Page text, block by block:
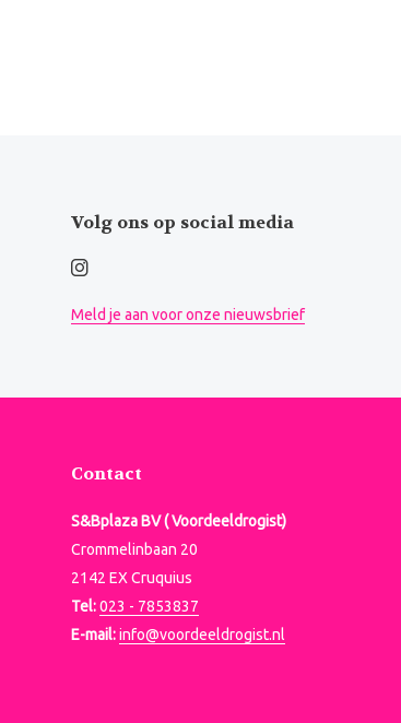
Volg ons op social media
Meld je aan voor onze nieuwsbrief
Contact
S&Bplaza BV ( Voordeeldrogist)
Crommelinbaan 20
2142 EX Cruquius
Tel:023 - 7853837
E-mail:info@voordeeldrogist.nl